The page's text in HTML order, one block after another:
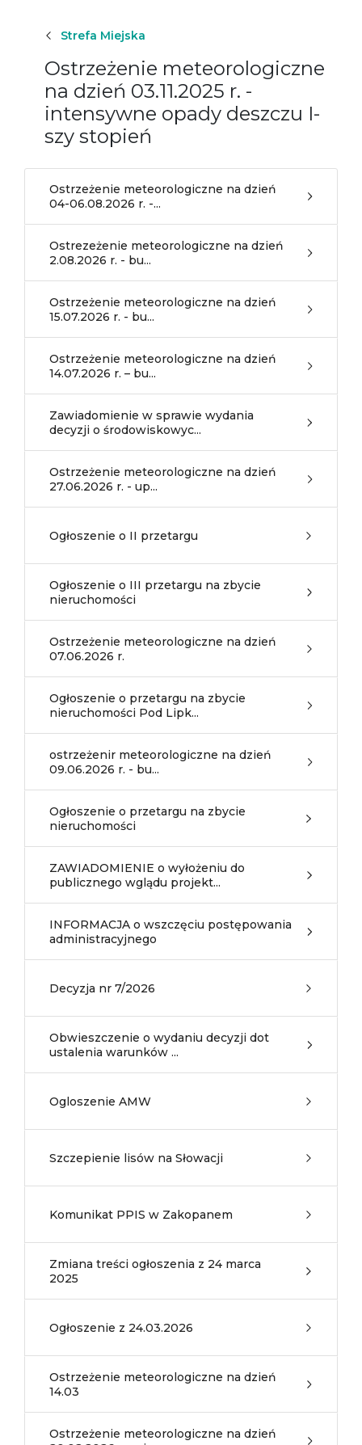
Strefa Miejska
Ostrzeżenie meteorologiczne
na dzień 03.11.2025 r. -
intensywne opady deszczu I-
szy stopień
Ostrzeżenie meteorologiczne na dzień
04-06.08.2026 r. -...
Ostrezeżenie meteorologiczne na dzień
2.08.2026 r. - bu...
Ostrzeżenie meteorologiczne na dzień
15.07.2026 r. - bu...
Ostrzeżenie meteorologiczne na dzień
14.07.2026 r. – bu...
Zawiadomienie w sprawie wydania
decyzji o środowiskowyc...
Ostrzeżenie meteorologiczne na dzień
27.06.2026 r. - up...
Ogłoszenie o II przetargu
Ogłoszenie o III przetargu na zbycie
nieruchomości
Ostrzeżenie meteorologiczne na dzień
07.06.2026 r.
Ogłoszenie o przetargu na zbycie
nieruchomości Pod Lipk...
ostrzeżenir meteorologiczne na dzień
09.06.2026 r. - bu...
Ogłoszenie o przetargu na zbycie
nieruchomości
ZAWIADOMIENIE o wyłożeniu do
publicznego wglądu projekt...
INFORMACJA o wszczęciu postępowania
administracyjnego
Decyzja nr 7/2026
Obwieszczenie o wydaniu decyzji dot
ustalenia warunków ...
Ogloszenie AMW
Szczepienie lisów na Słowacji
Komunikat PPIS w Zakopanem
Zmiana treści ogłoszenia z 24 marca
2025
Ogłoszenie z 24.03.2026
Ostrzeżenie meteorologiczne na dzień
14.03
Ostrzeżenie meteorologiczne na dzień